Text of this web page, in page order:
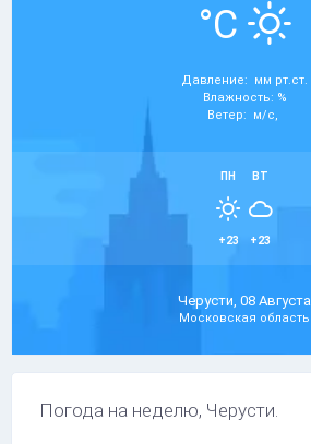
°C
Давление: мм рт.ст.
Влажность: %
Ветер: м/с,
ПН
+23
ВТ
+23
Черусти, 08 Августа
Московская область
Погода на неделю, Черусти.